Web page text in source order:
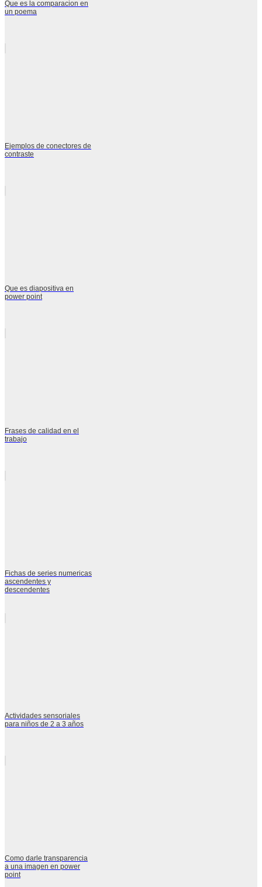
Que es la comparacion en
un poema
Ejemplos de conectores de
contraste
Que es diapositiva en
power point
Frases de calidad en el
trabajo
Fichas de series numericas
ascendentes y
descendentes
Actividades sensoriales
para niños de 2 a 3 años
Como darle transparencia
a una imagen en power
point